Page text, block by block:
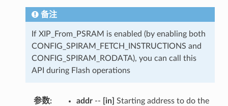
备注
If XIP_From_PSRAM is enabled (by enabling both
CONFIG_SPIRAM_FETCH_INSTRUCTIONS and
CONFIG_SPIRAM_RODATA), you can call this
API during Flash operations
参数: addr-- [in] Starting address to do the